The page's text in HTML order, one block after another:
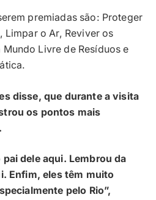
premiadas são: Proteger
Limpar o Ar, Reviver os
Livre de Resíduos e
disse, que durante a visita
os pontos mais
dele aqui. Lembrou da
Enfim, eles têm muito
pelo Rio”,